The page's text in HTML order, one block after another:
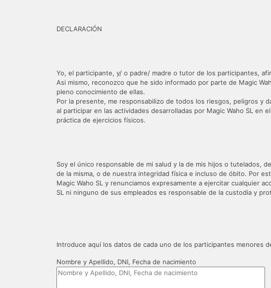
DECLARACIÓN
Yo, el participante, y/ o padre/ madre o tutor de los participantes,
Asi mismo, reconozco que he sido informado por parte de Magic
pleno conocimiento de ellas.
Por la presente, me responsabilizo de todos los riesgos, peligros y
al participar en las actividades desarrolladas por Magic Waho SL
práctica de ejercicios físicos.
Soy el único responsable de mi salud y la de mis hijos o tutelados,
de la misma, o de nuestra integridad física e incluso de óbito. Por
Magic Waho SL y renunciamos expresamente a ejercitar cualquier
SL ni ninguno de sus empleados es responsable de la custodia y
Introduce aquí los datos de cada uno de los participantes menores
Nombre y Apellido, DNI, Fecha de nacimiento